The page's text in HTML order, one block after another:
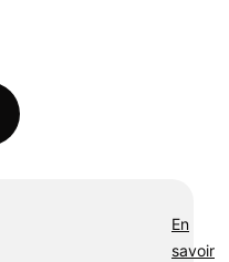
En
savoir